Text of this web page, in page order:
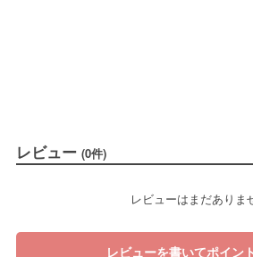
レビュー (0件)
レビューはまだありま
レビューを書いてポイン